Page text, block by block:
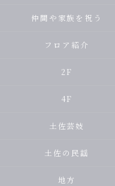
仲間や家族を祝う
フロア紹介
2F
4F
土佐芸妓
土佐の民謡
地方